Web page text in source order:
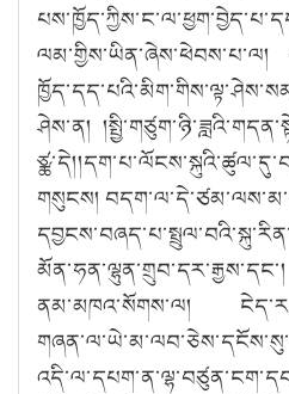
ལམ་གྱིས་ཡིན་ཞེས་ཕེབས་པ་ལ།
ཤེས་ན།
གསུངས།
ནམ་མཁའ་སོགས་ལ།